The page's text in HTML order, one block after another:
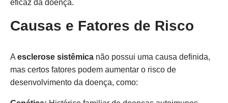
eficaz da doença.
Causas e Fatores de Risco
A esclerose sistêmica não possui uma causa definida,
mas certos fatores podem aumentar o risco de
desenvolvimento da doença, como: